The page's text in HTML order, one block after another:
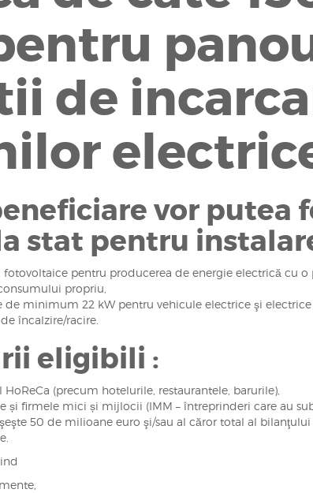
de
vor putea
stat pentru
pentru producerea de energie electrică cu o
propriu,
de minimum 22 kW pentru vehicule electrice şi
încalzire/racire.
eligibili :
(precum hotelurile, restaurantele, barurile),
și firmele mici și mijlocii (IMM – întreprinderi care au
50 de milioane euro şi/sau al căror total al